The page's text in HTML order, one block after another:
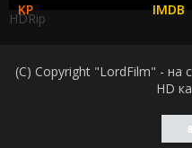
HDRip
(C) Copyright "LordFilm" - на
HD